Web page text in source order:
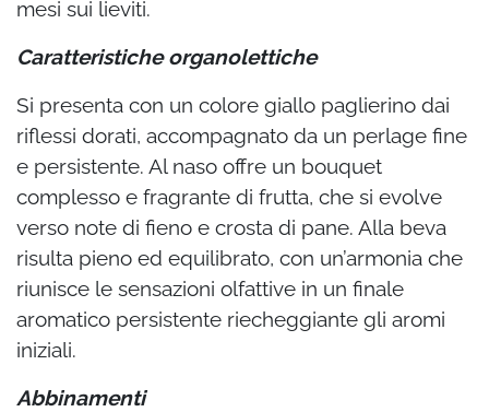
mesi sui lieviti.
Caratteristiche organolettiche
Si presenta con un colore giallo paglierino dai
riflessi dorati, accompagnato da un perlage fine
e persistente. Al naso offre un bouquet
complesso e fragrante di frutta, che si evolve
verso note di fieno e crosta di pane. Alla beva
risulta pieno ed equilibrato, con un’armonia che
riunisce le sensazioni olfattive in un finale
aromatico persistente riecheggiante gli aromi
iniziali.
Abbinamenti